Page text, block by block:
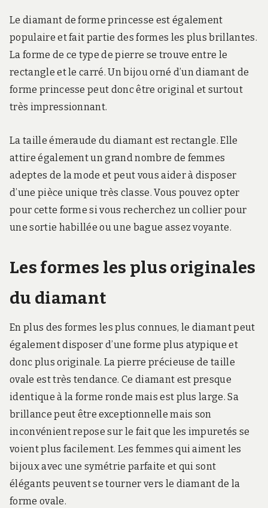
Le diamant de forme princesse est également
populaire et fait partie des formes les plus brillantes.
La forme de ce type de pierre se trouve entre le
rectangle et le carré. Un bijou orné d’un diamant de
forme princesse peut donc être original et surtout
très impressionnant.
La taille émeraude du diamant est rectangle. Elle
attire également un grand nombre de femmes
adeptes de la mode et peut vous aider à disposer
d’une pièce unique très classe. Vous pouvez opter
pour cette forme si vous recherchez un collier pour
une sortie habillée ou une bague assez voyante.
Les formes les plus originales
du diamant
En plus des formes les plus connues, le diamant peut
également disposer d’une forme plus atypique et
donc plus originale. La pierre précieuse de taille
ovale est très tendance. Ce diamant est presque
identique à la forme ronde mais est plus large. Sa
brillance peut être exceptionnelle mais son
inconvénient repose sur le fait que les impuretés se
voient plus facilement. Les femmes qui aiment les
bijoux avec une symétrie parfaite et qui sont
élégants peuvent se tourner vers le diamant de la
forme ovale.